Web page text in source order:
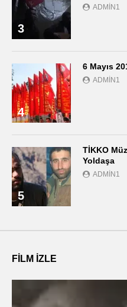
3
ADMIN1
4
6 Mayıs
ADMIN1
5
TİKKO
Yoldaşa
ADMIN1
FILM IZLE